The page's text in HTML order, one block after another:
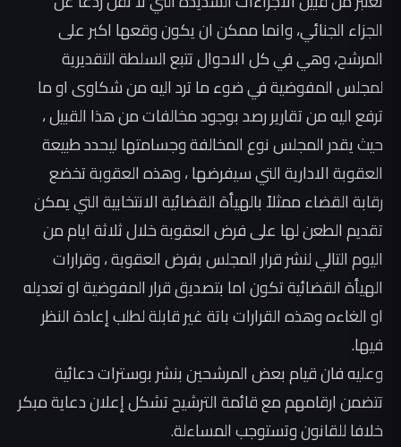
الجزاء الجنائي، وانما ممكن ان يكون وقعها اكبر على
المرشح، وهي في كل الاحوال تتبع السلطة التقديرية
لمجلس المفوضية في ضوء ما ترد اليه من شكاوى او ما
ترفع اليه من تقارير رصد بوجود مخالفات من هذا القبيل ،
حيث يقدر المجلس نوع المخالفة وجسامتها ليحدد طبيعة
العقوبة الادارية التي سيفرضها ، وهذه العقوبة تخضع
رقابة القضاء ممثلاً بالهيأة القضائية الانتخابية التي يمكن
تقديم الطعن لها على فرض العقوبة خلال ثلاثة ايام من
اليوم التالي لنشر قرار المجلس بفرض العقوبة ، وقرارات
الهيأة القضائية تكون اما بتصديق قرار المفوضية او تعديله
او الغاءه وهذه القرارات باتة غير قابلة لطلب إعادة النظر
فيها.
وعليه فان قيام بعض المرشحين بنشر بوسترات دعائية
تتضمن ارقامهم مع قائمة الترشيح تشكل إعلان دعاية مبكر
خلافا للقانون وتستوجب المساءلة.